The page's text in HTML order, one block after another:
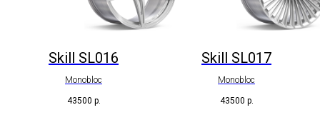
Skill SL016
Monobloc
43500 р.
Skill SL017
Monobloc
43500 р.